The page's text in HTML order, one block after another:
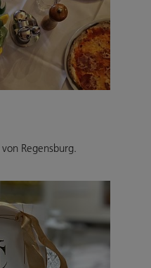
Regensburg.